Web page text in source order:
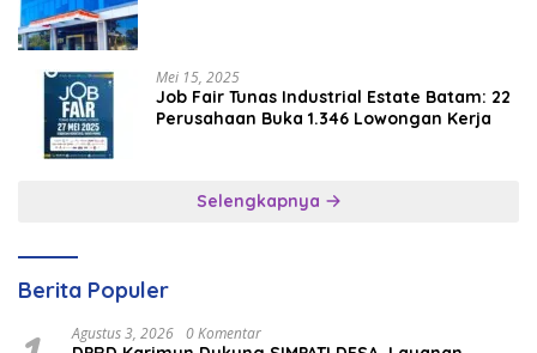
Mei 15, 2025
Job Fair Tunas Industrial Estate Batam: 22
Perusahaan Buka 1.346 Lowongan Kerja
Selengkapnya
Berita Populer
Agustus 3, 2026 0 Komentar